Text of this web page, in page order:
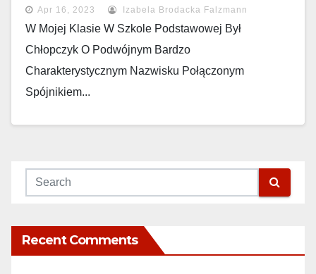
Apr 16, 2023 Izabela Brodacka Falzmann
W Mojej Klasie W Szkole Podstawowej Był
Chłopczyk O Podwójnym Bardzo
Charakterystycznym Nazwisku Połączonym
Spójnikiem...
Recent Comments